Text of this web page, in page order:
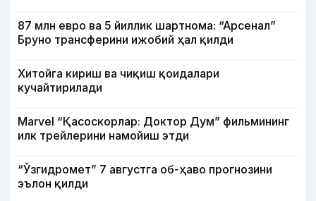
87 млн евро ва 5 йиллик шартнома: “Арсенал”
Бруно трансферини ижобий ҳал қилди
Хитойга кириш ва чиқиш қоидалари
кучайтирилади
Marvel “Қасоскорлар: Доктор Дум” фильмининг
илк трейлерини намойиш этди
“Ўзгидромет” 7 августга об-ҳаво прогнозини
эълон қилди